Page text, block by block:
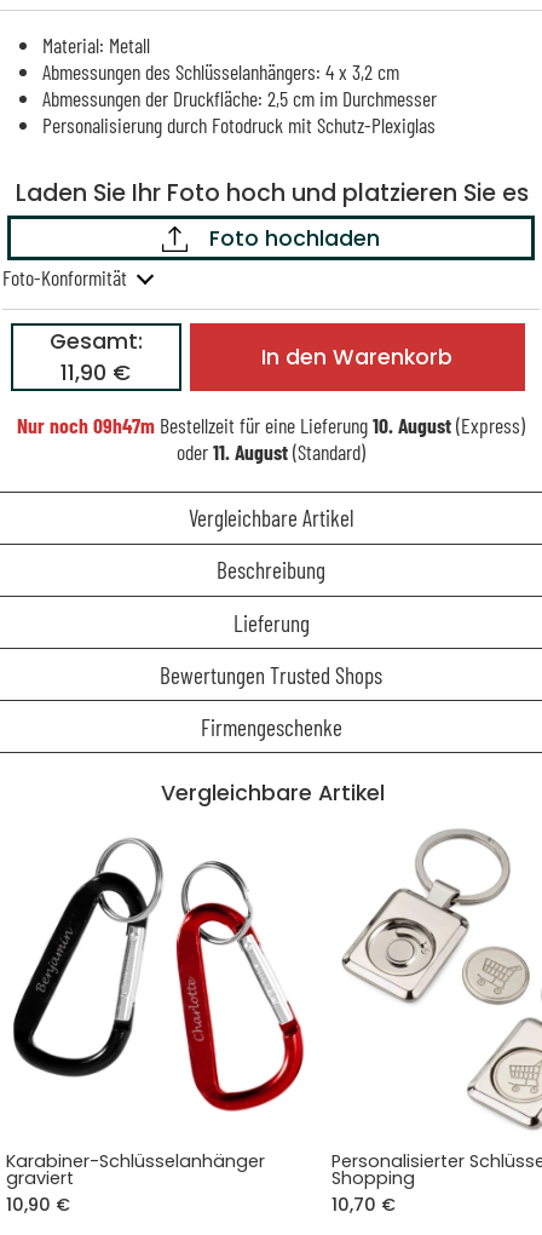
Material: Metall
Abmessungen des Schlüsselanhängers: 4 x 3,2 cm
Abmessungen der Druckfläche: 2,5 cm im Durchmesser
Personalisierung durch Fotodruck mit Schutz-Plexiglas
Laden Sie Ihr Foto hoch und platzieren Sie es
Foto hochladen
Foto-Konformität
Gesamt:
11,90 €
In den Warenkorb
Nur noch09h47m Bestellzeit für eine Lieferung10. August(Express)
oder11. August(Standard)
Vergleichbare Artikel
Beschreibung
Lieferung
Bewertungen Trusted Shops
Firmengeschenke
Vergleichbare Artikel
Karabiner-Schlüsselanhänger
graviert
10,90 €
Personalisierter
Shopping
10,70 €